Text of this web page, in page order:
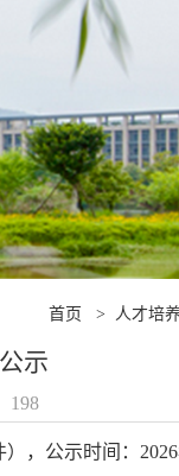
首页 > 人才培养
示
198
，公示时间：